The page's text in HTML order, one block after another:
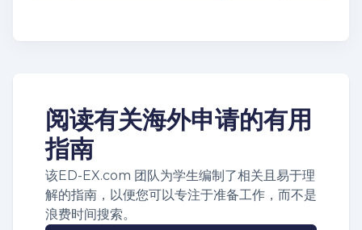
阅读有关海外申请的有用
指南
该ED-EX.com 团队为学生编制了相关且易于理
解的指南，以便您可以专注于准备工作，而不是
浪费时间搜索。